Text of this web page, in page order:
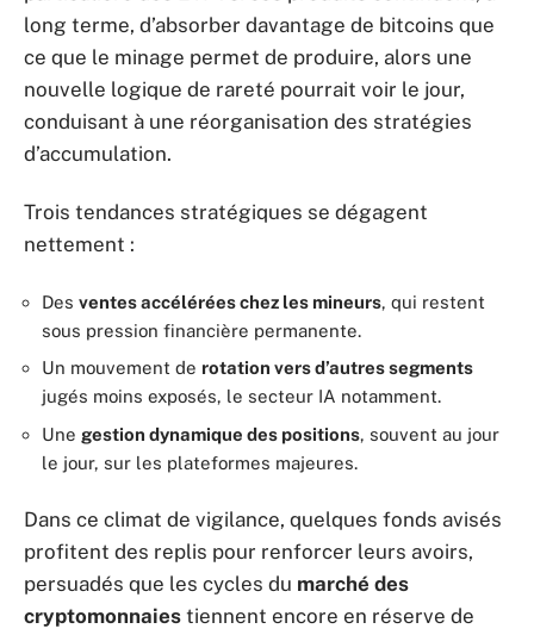
long terme, d’absorber davantage de bitcoins que
ce que le minage permet de produire, alors une
nouvelle logique de rareté pourrait voir le jour,
conduisant à une réorganisation des stratégies
d’accumulation.
Trois tendances stratégiques se dégagent
nettement :
Des ventes accélérées chez les mineurs, qui restent
sous pression financière permanente.
Un mouvement de rotation vers d’autres segments
jugés moins exposés, le secteur IA notamment.
Une gestion dynamique des positions, souvent au jour
le jour, sur les plateformes majeures.
Dans ce climat de vigilance, quelques fonds avisés
profitent des replis pour renforcer leurs avoirs,
persuadés que les cycles du marché des
cryptomonnaies tiennent encore en réserve de